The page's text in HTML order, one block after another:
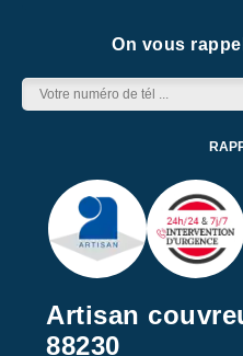
On vous
Artisan
88230